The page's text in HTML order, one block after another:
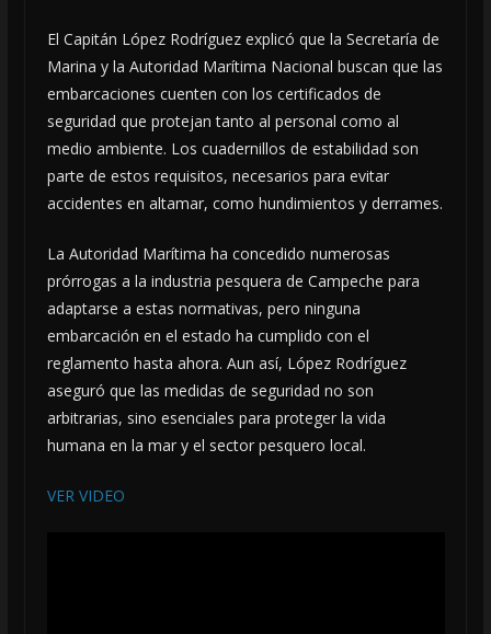
El Capitán López Rodríguez explicó que la Secretaría de
Marina y la Autoridad Marítima Nacional buscan que las
embarcaciones cuenten con los certificados de
seguridad que protejan tanto al personal como al
medio ambiente. Los cuadernillos de estabilidad son
parte de estos requisitos, necesarios para evitar
accidentes en altamar, como hundimientos y derrames.
La Autoridad Marítima ha concedido numerosas
prórrogas a la industria pesquera de Campeche para
adaptarse a estas normativas, pero ninguna
embarcación en el estado ha cumplido con el
reglamento hasta ahora. Aun así, López Rodríguez
aseguró que las medidas de seguridad no son
arbitrarias, sino esenciales para proteger la vida
humana en la mar y el sector pesquero local.
VER VIDEO